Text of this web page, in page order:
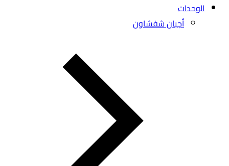
الوحدات
أجبان شفشاون